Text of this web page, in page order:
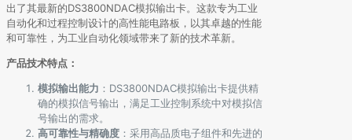
出了其最新的DS3800NDAC模拟输出卡。这款专为工业
自动化和过程控制设计的高性能电路板，以其卓越的性能
和可靠性，为工业自动化领域带来了新的技术革新。
产品技术特点：
模拟输出能力 ：DS3800NDAC模拟输出卡提供精
确的模拟信号输出，满足工业控制系统中对模拟信
号输出的需求。
高可靠性与精确度 ：采用高品质电子组件和先进的